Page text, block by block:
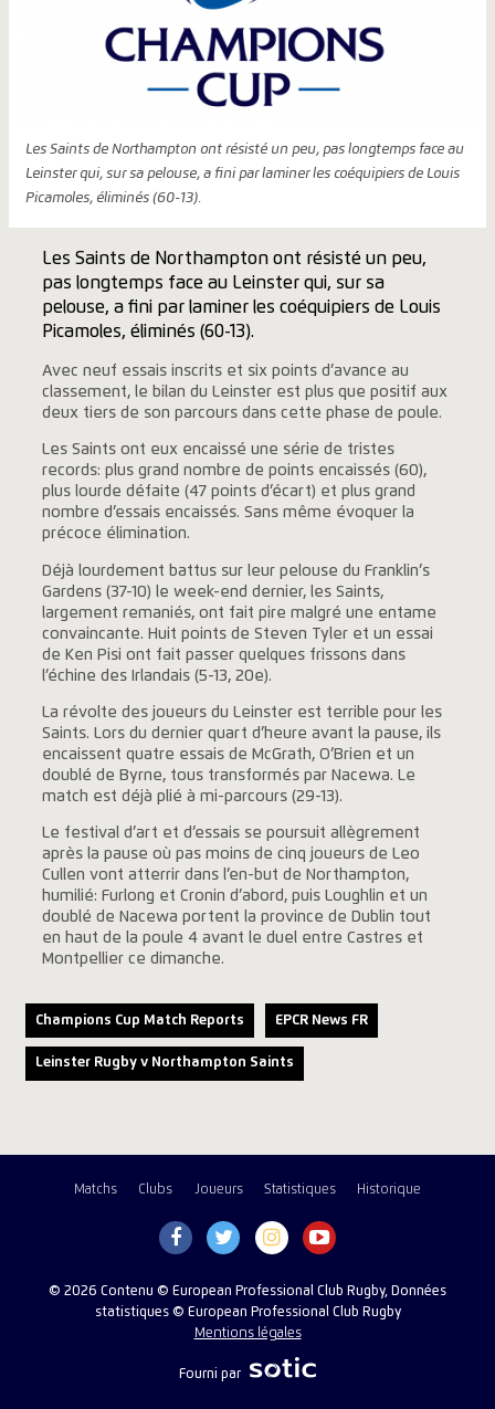
Les Saints de Northampton ont résisté un peu, pas longtemps face au
Leinster qui, sur sa pelouse, a fini par laminer les coéquipiers de Louis
Picamoles, éliminés (60-13).
Les Saints de Northampton ont résisté un peu,
pas longtemps face au Leinster qui, sur sa
pelouse, a fini par laminer les coéquipiers de Louis
Picamoles, éliminés (60-13).
Avec neuf essais inscrits et six points d’avance au
classement, le bilan du Leinster est plus que positif aux
deux tiers de son parcours dans cette phase de poule.
Les Saints ont eux encaissé une série de tristes
records: plus grand nombre de points encaissés (60),
plus lourde défaite (47 points d’écart) et plus grand
nombre d’essais encaissés. Sans même évoquer la
précoce élimination.
Déjà lourdement battus sur leur pelouse du Franklin’s
Gardens (37-10) le week-end dernier, les Saints,
largement remaniés, ont fait pire malgré une entame
convaincante. Huit points de Steven Tyler et un essai
de Ken Pisi ont fait passer quelques frissons dans
l’échine des Irlandais (5-13, 20e).
La révolte des joueurs du Leinster est terrible pour les
Saints. Lors du dernier quart d’heure avant la pause, ils
encaissent quatre essais de McGrath, O’Brien et un
doublé de Byrne, tous transformés par Nacewa. Le
match est déjà plié à mi-parcours (29-13).
Le festival d’art et d’essais se poursuit allègrement
après la pause où pas moins de cinq joueurs de Leo
Cullen vont atterrir dans l’en-but de Northampton,
humilié: Furlong et Cronin d’abord, puis Loughlin et un
doublé de Nacewa portent la province de Dublin tout
en haut de la poule 4 avant le duel entre Castres et
Montpellier ce dimanche.
Champions Cup Match Reports EPCR News FR
Leinster Rugby v Northampton Saints
Matchs Clubs Joueurs Statistiques Historique
© 2026 Contenu © European Professional Club Rugby, Données
statistiques © European Professional Club Rugby
Mentions légales
Fourni par